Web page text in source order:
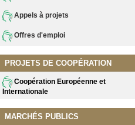
Appels à projets
Offres d'emploi
PROJETS DE COOPÉRATION
Coopération Européenne et
Internationale
MARCHÉS PUBLICS